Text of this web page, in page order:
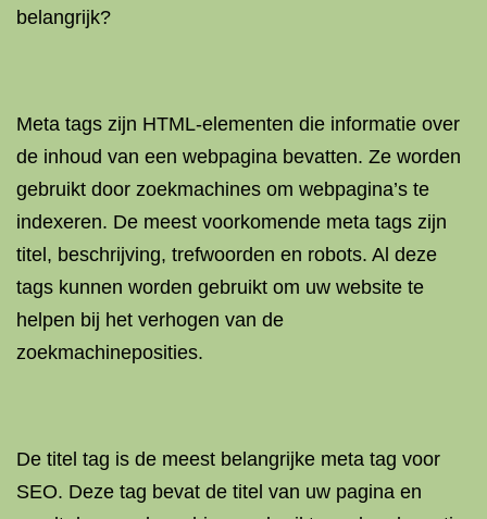
belangrijk?
Meta tags zijn HTML-elementen die informatie over
de inhoud van een webpagina bevatten. Ze worden
gebruikt door zoekmachines om webpagina’s te
indexeren. De meest voorkomende meta tags zijn
titel, beschrijving, trefwoorden en robots. Al deze
tags kunnen worden gebruikt om uw website te
helpen bij het verhogen van de
zoekmachineposities.
De titel tag is de meest belangrijke meta tag voor
SEO. Deze tag bevat de titel van uw pagina en